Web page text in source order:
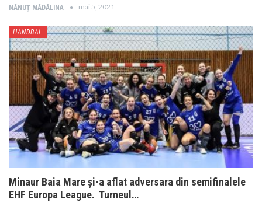
NĂNUȚ MĂDĂLINA mai 5, 2021
HANDBAL
Minaur Baia Mare și-a aflat adversara din semifinalele
EHF Europa League. Turneul…